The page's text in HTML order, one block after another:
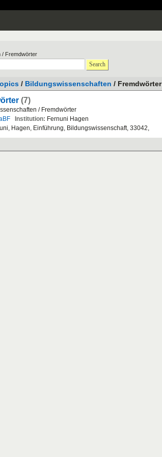
/ Fremdwörter
Search
/ Bildungswissenschaften / Fremdwörter
(7)
/ Fremdwörter
Institution: Fernuni Hagen
, Hagen, Einfü hrung, Bildungswissenschaft, 33042,